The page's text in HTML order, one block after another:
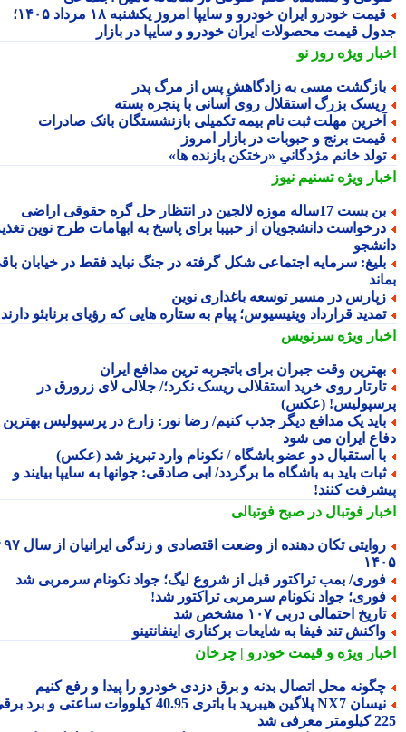
قیمت خودرو ایران خودرو و سایپا امروز یکشنبه ۱۸ مرداد ۱۴۰۵؛
قیمت محصولات ایران خودرو و سایپا در بازار
ویژهروز نو
مسی به زادگاهش پس از مرگ پدر
بزرگ استقلال روی آسانی با پنجره بسته
مهلت ثبت نام بیمه تکمیلی بازنشستگان بانک صادرات
برنج و حبوبات در بازار امروز
خانم مژدگانیِِ «رختکن بازنده ها»
ویژهتسنیم نیوز
17ساله موزه لالجین در انتظار حل گره حقوقی اراضی
دانشجویان از حبیبا برای پاسخ به ابهامات طرح نوین تغذیه
سرمایه اجتماعی شکل گرفته در جنگ نباید فقط در خیابان باقی
در مسیر توسعه باغداری نوین
قرارداد وینیسیوس؛ پیام به ستاره هایی که رؤیای برنابئو دارند
ویژهسرنویس
وقت جبران برای باتجربه ترین مدافع ایران
روی خرید استقلالی ریسک نکرد؛/ جلالی لای زرورق در
(عکس)
یک مدافع دیگر جذب کنیم/ رضا نور: زارع در پرسپولیس بهترین
ایران می شود
استقبال دو عضو باشگاه / نکونام وارد تبریز شد (عکس)
باید به باشگاه ما برگردد/ ابی صادقی: جوانها به سایپا بیایند و
کنند!
فوتبال در صبح فوتبالی
روایتی تکان دهنده از وضعت اقتصادی و زندگی ایرانیان از سال ۹۷ تا
بمب تراکتور قبل از شروع لیگ؛ جواد نکونام سرمربی شد
جواد نکونام سرمربی تراکتور شد!
احتمالی دربی ۱۰۷ مشخص شد
تند فیفا به شایعات برکناری اینفانتینو
ویژهو قیمت خودرو | چرخان
محل اتصال بدنه و برق دزدی خودرو را پیدا و رفع کنیم
نیسان NX7 پلاگین هیبرید با باتری 40.95 کیلووات ساعتی و برد برقی